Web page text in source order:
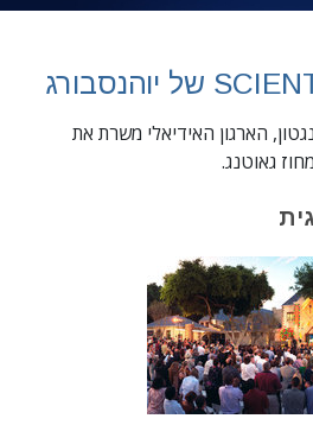
הארגון האידיאלי משרת את
גאוטנג.